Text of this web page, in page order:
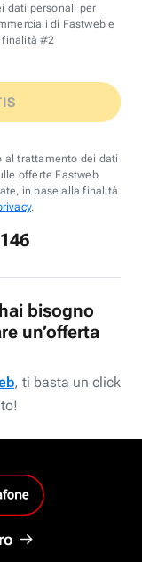
dati personali per
di Fastweb e
finalità #2
al trattamento dei dati
offerte Fastweb
in base alla finalità
.
bisogno
un’offerta
, ti basta un click